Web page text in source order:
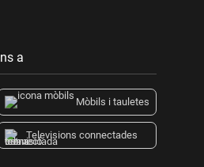
a
Mòbils i tauletes
Televisions connectades